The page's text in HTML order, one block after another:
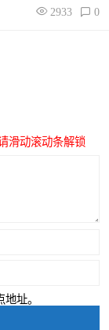
2933 0
滑动滚动条解锁
址。